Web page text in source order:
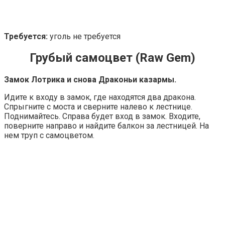
Требуется: уголь не требуется
Грубый самоцвет (Raw Gem)
Замок Лотрика и снова Драконьи казармы.
Идите к входу в замок, где находятся два дракона.
Спрыгните с моста и сверните налево к лестнице.
Поднимайтесь. Справа будет вход в замок. Входите,
поверните направо и найдите балкон за лестницей. На
нем труп с самоцветом.